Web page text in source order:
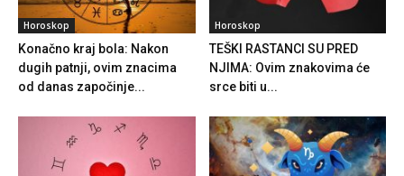
Horoskop
Konačno kraj bola: Nakon
dugih patnji, ovim znacima
od danas započinje...
Horoskop
TEŠKI RASTANCI SU PRED
NJIMA: Ovim znakovima će
srce biti u...